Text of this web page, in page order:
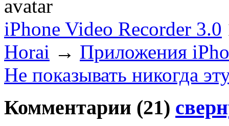
iPhone Video Recorder 3.0
Horai → Приложения
Не показывать никогда
Комментарии (21)